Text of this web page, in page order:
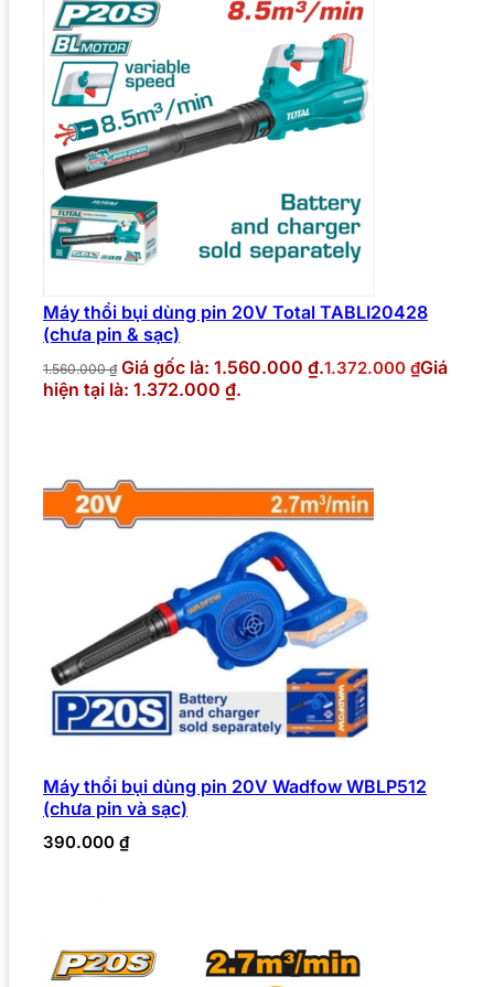
Máy thổi bụi dùng pin 20V Total TABLI20428
(chưa pin & sạc)
1.560.000₫ Giá gốc là: 1.560.000 ₫.1.372.000 ₫Giá
hiện tại là: 1.372.000 ₫.
Máy thổi bụi dùng pin 20V Wadfow WBLP512
(chưa pin và sạc)
390.000 ₫